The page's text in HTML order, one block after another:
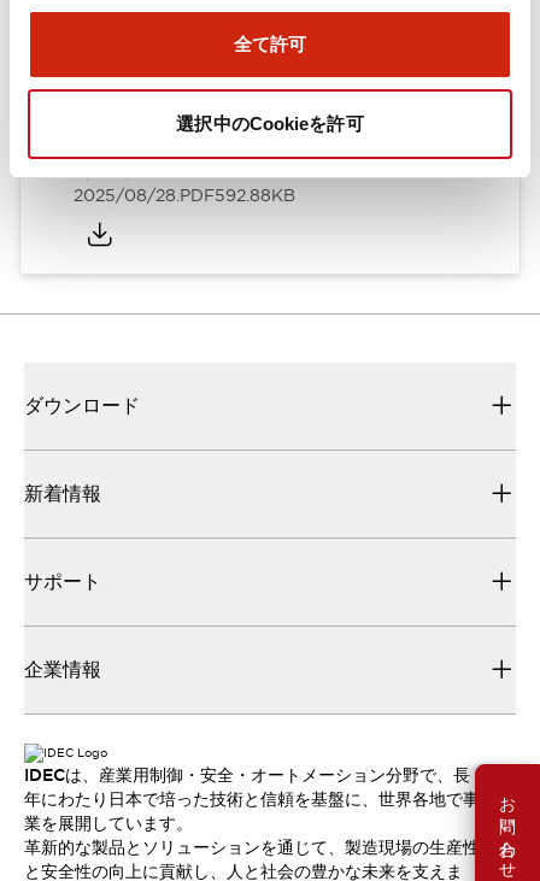
全て許可
選択中のCookieを許可
お問い合わせ
2025/08/28.PDF1.20MB
2025/08/28.PDF592.88KB
ダウンロード
新着情報
サポート
企業情報
IDECは、産業用制御・安全・オートメーション分野で、長
年にわたり日本で培った技術と信頼を基盤に、世界各地で事
業を展開しています。
革新的な製品とソリューションを通じて、製造現場の生産性
と安全性の向上に貢献し、人と社会の豊かな未来を支えま